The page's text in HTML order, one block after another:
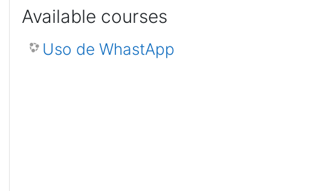
Available courses
Uso de WhastApp